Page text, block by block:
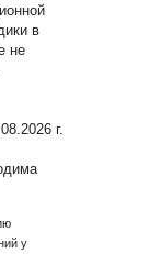
в
не
г.
у